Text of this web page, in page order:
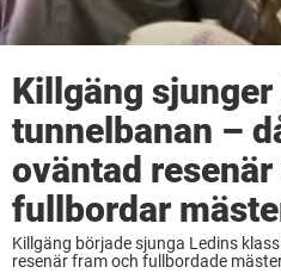
Killgäng sjunger
tunnelbanan –
oväntad
fullbordar
Killgäng började sjunga Ledins
resenär fram och fullbordade